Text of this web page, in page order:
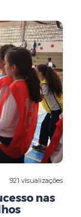
921 visualizações
nas